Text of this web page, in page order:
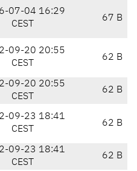
07-04 16:29
CEST
67 B
09-20 20:55
CEST
62 B
09-20 20:55
CEST
62 B
09-23 18:41
CEST
62 B
09-23 18:41
CEST
62 B